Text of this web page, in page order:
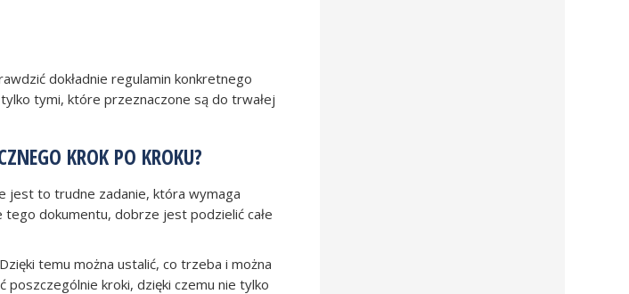
dokładnie regulamin konkretnego
tymi, które przeznaczone są do trwałej
KROK PO KROKU?
jest to trudne zadanie, która wymaga
dokumentu, dobrze jest podzielić całe
temu można ustalić, co trzeba i można
kroki, dzięki czemu nie tylko